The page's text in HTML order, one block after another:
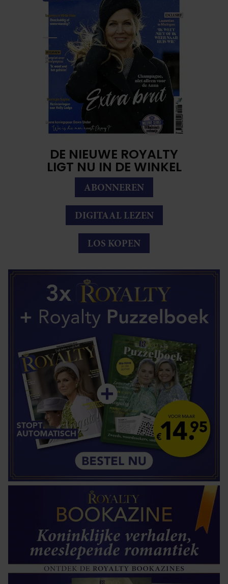
DE NIEUWE ROYALTY
LIGT NU IN DE WINKEL
ABONNEREN
DIGITAAL LEZEN
LOS KOPEN